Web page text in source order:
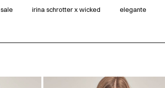
sale irina schrotter x wicked elegante